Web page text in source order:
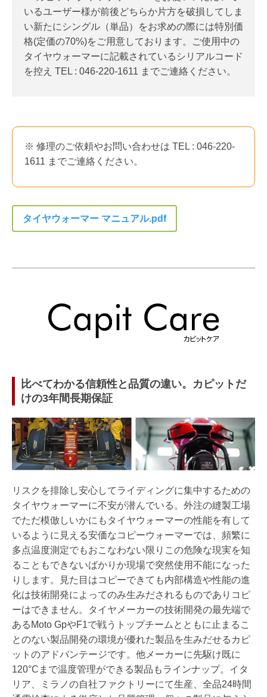
いるユーザー様が前後どちらか片方を破損してしま
い新たにシングル（単品）をお求めの際には特別価
格(定価の70%)をご用意しております。ご使用中の
タイヤウォーマーに記載されているシリアルコード
を控え TEL : 046-220-1611 までご連絡ください。
※ 修理のご依頼やお問い合わせは TEL : 046-220-
1611 までご連絡ください。
タイヤウォーマー マニュアル.pdf
比べてわかる信頼性と品質の違い。カピットだ
けの3年間長期保証
リスクを排除し安心してライディングに集中するための
タイヤウォーマーに不安が潜んでいる。外注の縫製工場
でただ模倣しいかにもタイヤウォーマーの性能を有して
いるように見える安価なコピーウォーマーでは、頻繁に
多点温度測定でもおこなわない限りこの危険な現実を知
ることもできないばかりか現場で突然使用不能になった
りします。見た目はコピーできても内部構造や性能の進
化は技術開発によってのみ生みだされるものでありコピ
ーはできません。タイヤメーカーの技術開発の最先端で
あるMoto GpやF1で戦うトップチームとともに止まるこ
とのない製品開発の環境が優れた製品を生みだせるカピ
ットのアドバンテージです。他メーカーに先駆け既に
120°Cまで温度管理ができる製品もラインナップ。イタ
リア、ミラノの自社ファクトリーにて生産、全品24時間